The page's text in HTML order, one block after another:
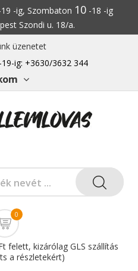
-ig, Szombaton 10-18 -ig
Szondi u. 18/a.
üzenetet
ig: +3630/3632 344
0
felett, kizárólag GLS szállítás
a részletekért)